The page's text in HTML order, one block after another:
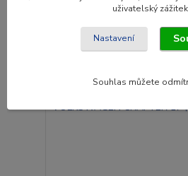
uživatelský
Nastavení
Souhlas můžete